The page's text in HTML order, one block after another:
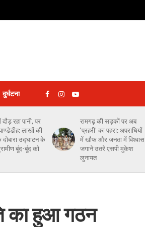
दुर्घटना
रहा पानी, पर
लाखों की
दोबारा उद्घाटन के
बूंद-बूंद को
रामगढ़ की सड़कों पर अब
‘प्रहरी’ का पहरा: अपराधियों
में खौफ और जनता में विश्वास
जगाने उतरे एसपी मुकेश
लुनायत
का हुआ गठन